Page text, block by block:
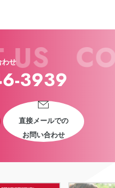
US
わせ
3939
直接メールでの
お問い合わせ